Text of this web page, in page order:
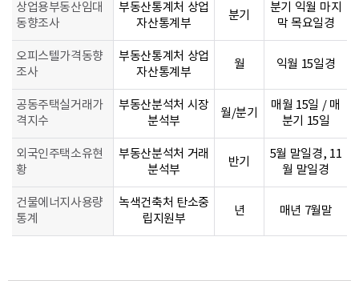
상업용부동산임대
동향조사
부동산통계처 상업
자산통계부
분기
분기 익월 마지
막 목요일경
오피스텔가격동향
조사
부동산통계처 상업
자산통계부
월 익월 15일경
공동주택실거래가
격지수
부동산분석처 시장
분석부
월/분기
매월 15일 / 매
분기 15일
외국인주택소유현
황
부동산분석처 거래
분석부
반기
5월 말일경, 11
월 말일경
건물에너지사용량
통계
녹색건축처 탄소중
립지원부
년 매년 7월말